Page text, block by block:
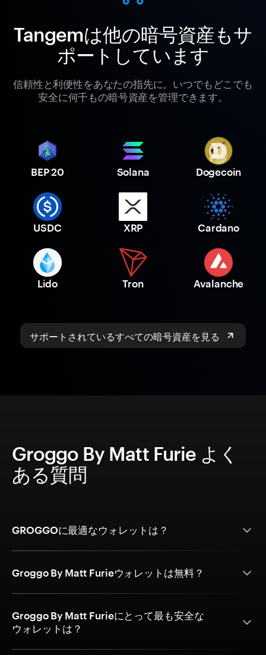
Tangemは他の暗号資産もサ
ポートしています
信頼性と利便性をあなたの指先に。いつでもどこでも
安全に何千もの暗号資産を管理できます。
BEP 20 Solana Dogecoin
USDC XRP Cardano
Lido Tron Avalanche
サポートされているすべての暗号資産を見る
Groggo By Matt Furie よく
ある質問
GROGGOに最適なウォレットは？
Groggo By Matt Furieウォレットは無料？
Groggo By Matt Furieにとって最も安全な
ウォレットは？